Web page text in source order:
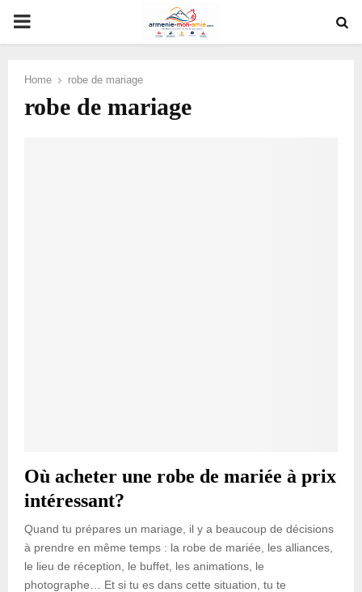
PRIMARY
Home robe de mariage
robe de mariage
Où acheter une robe de mariée à prix
intéressant?
Quand tu prépares un mariage, il y a beaucoup de décisions
à prendre en même temps : la robe de mariée, les alliances,
le lieu de réception, le buffet, les animations, le
photographe… Et si tu es dans cette situation, tu te